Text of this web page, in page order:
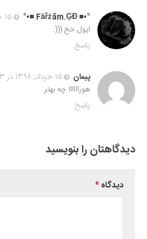
°•■ Fāřżãm.ĢĐ ■•°
۱۵ خرداد, ۱۳۹۸ در ۹:۲۴ ب٫ظ
ایول خخ (((:
پاسخ
پیمان
۱۵ خرداد, ۱۳۹۸ در ۸:۱۳ ب٫ظ
هوراااااا چه بهتر
پاسخ
دیدگاهتان را بنویسید
دیدگاه*